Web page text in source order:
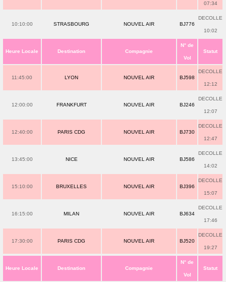
07:34
10:10:00 STRASBOURG NOUVEL AIR BJ776
DECOLLE
10:02
Heure Locale Destination Compagnie
N° de
Vol
Statut
11:45:00 LYON NOUVEL AIR BJ598
DECOLLE
12:12
12:00:00 FRANKFURT NOUVEL AIR BJ246
DECOLLE
12:07
12:40:00 PARIS CDG NOUVEL AIR BJ730
DECOLLE
12:47
13:45:00 NICE NOUVEL AIR BJ586
DECOLLE
14:02
15:10:00 BRUXELLES NOUVEL AIR BJ396
DECOLLE
15:07
16:15:00 MILAN NOUVEL AIR BJ634
DECOLLE
17:46
17:30:00 PARIS CDG NOUVEL AIR BJ520
DECOLLE
19:27
Heure Locale Destination Compagnie
N° de
Vol
Statut